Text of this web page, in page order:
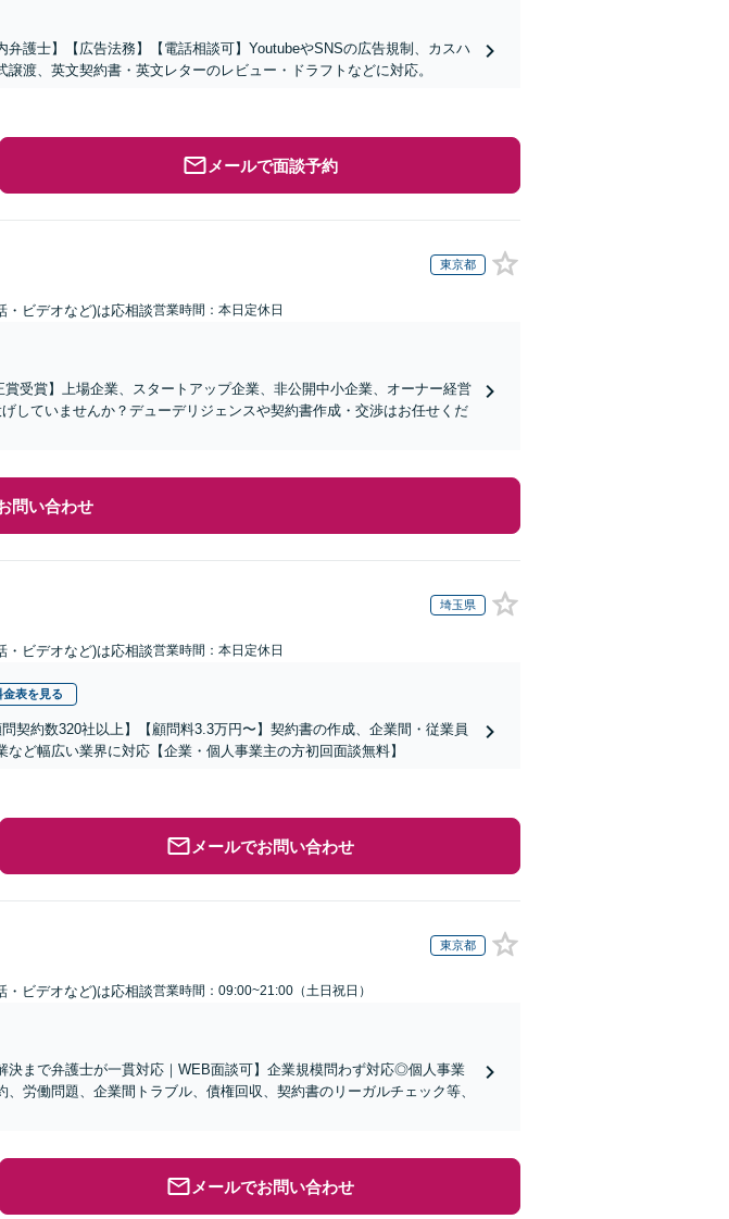
護士】【広告法務】【電話相談可】YoutubeやSNSの広告規制、カスハ
渡、英文契約書・英文レターのレビュー・ドラフトなどに対応。
メールで面談予約
東京都
・ビデオなど)は応相談営業時間：本日定休日
賞受賞】上場企業、スタートアップ企業、非公開中小企業、オーナー経営
していませんか？デューデリジェンスや契約書作成・交渉はお任せくだ
問い合わせ
埼玉県
・ビデオなど)は応相談営業時間：本日定休日
金表を見る
契約数320社以上】【顧問料3.3万円〜】契約書の作成、企業間・従業員
ど幅広い業界に対応【企業・個人事業主の方初回面談無料】
メールでお問い合わせ
東京都
・ビデオなど)は応相談営業時間：09:00~21:00（土日祝日）
決まで弁護士が一貫対応｜WEB面談可】企業規模問わず対応◎個人事業
労働問題、企業間トラブル、債権回収、契約書のリーガルチェック等、
メールでお問い合わせ